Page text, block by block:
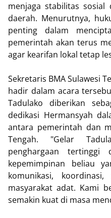
menjaga stabilitas sosial
daerah. Menurutnya,
penting dalam
pemerintah akan terus
agar kearifan lokal tetap
Sekretaris BMA Sulawesi
hadir dalam acara
Tadulako diberikan
dedikasi Hermansyah
antara pemerintah dan
Tengah. "Gelar
penghargaan
kepemimpinan beliau
komunikasi,
masyarakat adat. Kami
semakin kuat di masa